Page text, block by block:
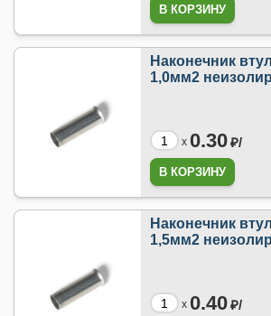
Наконечник
1,0мм2
x 0.30₽/
Наконечник
1,5мм2
x 0.40₽/